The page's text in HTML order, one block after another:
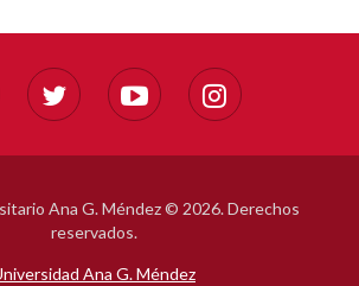
Ana G. Méndez © 2026. Derechos
reservados.
Ana G. Méndez